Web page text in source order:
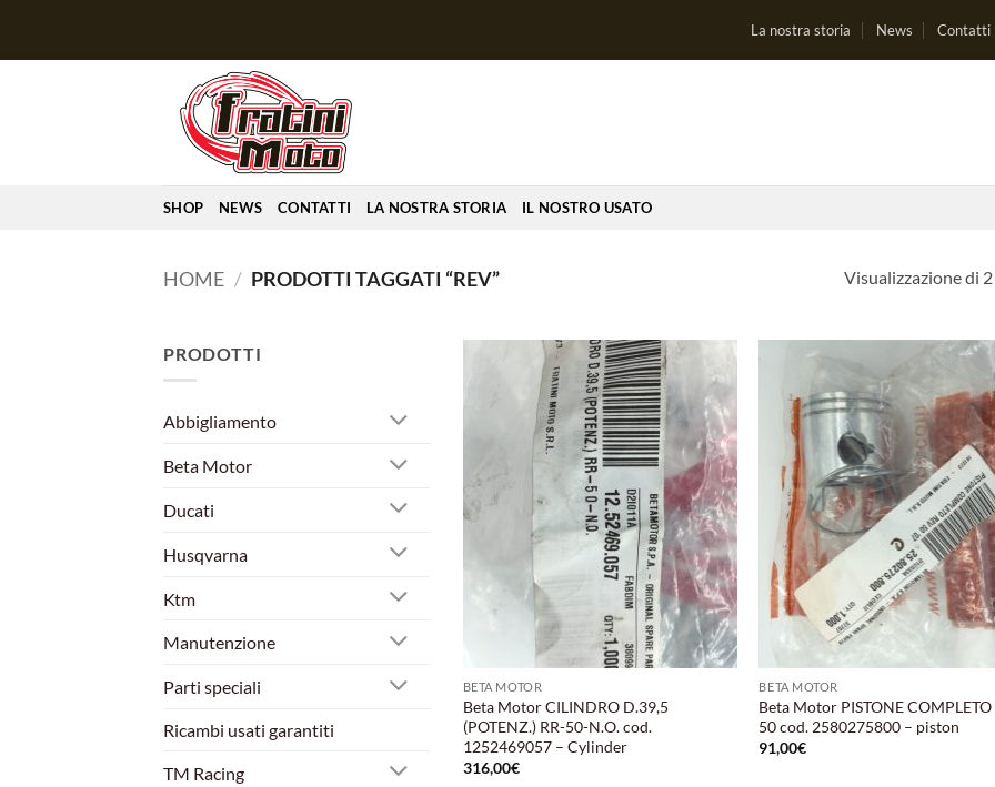
La nostra storia News Contatti
SHOP NEWS CONTATTI LA NOSTRA STORIA IL NOSTRO USATO
HOME / PRODOTTI TAGGATI “REV” Visualizzazione di
PRODOTTI
Abbigliamento
Beta Motor
Ducati
Husqvarna
Ktm
Manutenzione
Parti speciali
Ricambi usati garantiti
TM Racing
Aggiungi
alla lista
desideri
BETA MOTOR
Beta Motor CILINDRO D.39,5
(POTENZ.) RR-50-N.O. cod.
1252469057 – Cylinder
316,00€
alla
BETA MOTOR
Beta Motor PISTONE COMPLETO
50 cod. 2580275800 – piston
91,00€